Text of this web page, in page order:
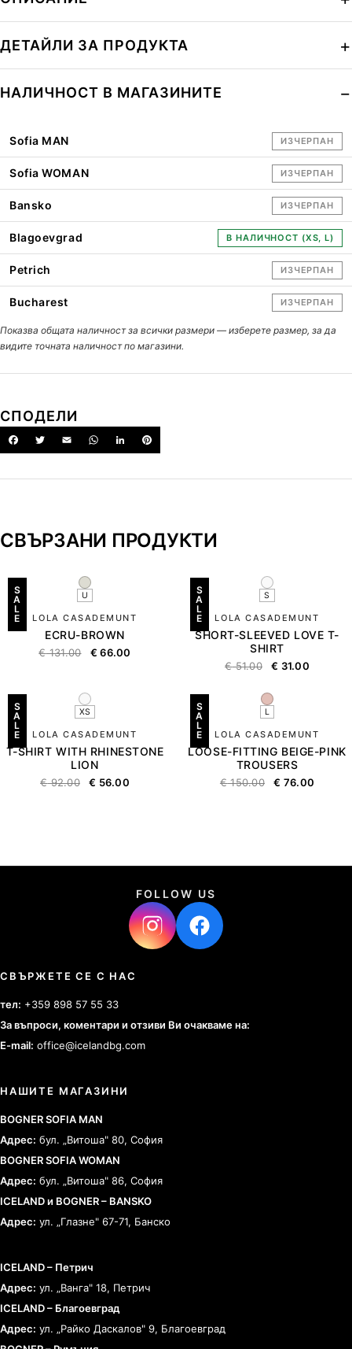
ДЕТАЙЛИ ЗА ПРОДУКТА
НАЛИЧНОСТ В МАГАЗИНИТЕ
Sofia MAN ИЗЧЕРПАН
Sofia WOMAN ИЗЧЕРПАН
Bansko ИЗЧЕРПАН
Blagoevgrad В НАЛИЧНОСТ (XS, L)
Petrich ИЗЧЕРПАН
Bucharest ИЗЧЕРПАН
Показва общата наличност за всички размери — изберете размер, за да
видите точната наличност по магазини.
СПОДЕЛИ
СВЪРЗАНИ ПРОДУКТИ
S
A
L
E
U
LOLA CASADEMUNT
ECRU-BROWN
€131.00 € 66.00
S
A
L
E
S
LOLA CASADEMUNT
SHORT-SLEEVED LOVE T-
SHIRT
€51.00 € 31.00
S
A
L
E
XS
LOLA CASADEMUNT
T-SHIRT WITH RHINESTONE
LION
€92.00 € 56.00
S
A
L
E
L
LOLA CASADEMUNT
LOOSE-FITTING BEIGE-PINK
TROUSERS
€150.00 € 76.00
FOLLOW US
СВЪРЖЕТЕ СЕ С НАС
тел: +359 898 57 55 33
За въпроси, коментари и отзиви Ви очакваме на:
E-mail: office@icelandbg.com
НАШИТЕ МАГАЗИНИ
BOGNER SOFIA MAN
Адрес: бул. „Витоша" 80, София
BOGNER SOFIA WOMAN
Адрес: бул. „Витоша" 86, София
ICELAND и BOGNER – BANSKO
Адрес: ул. „Глазне" 67-71, Банско
ICELAND – Петрич
Адрес: ул. „Ванга" 18, Петрич
ICELAND – Благоевград
Адрес: ул. „Райко Даскалов" 9, Благоевград